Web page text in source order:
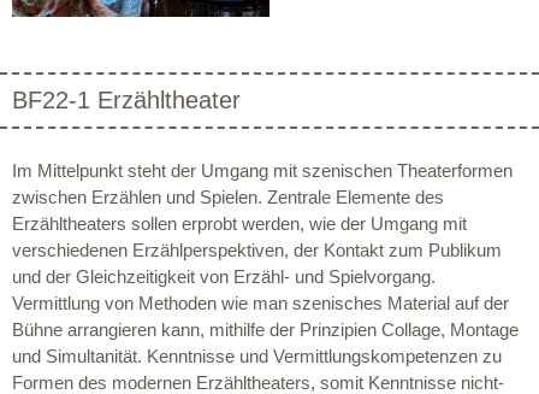
BF22-1 Erzähltheater
Im Mittelpunkt steht der Umgang mit szenischen Theaterformen
zwischen Erzählen und Spielen. Zentrale Elemente des
Erzähltheaters sollen erprobt werden, wie der Umgang mit
verschiedenen Erzählperspektiven, der Kontakt zum Publikum
und der Gleichzeitigkeit von Erzähl- und Spielvorgang.
Vermittlung von Methoden wie man szenisches Material auf der
Bühne arrangieren kann, mithilfe der Prinzipien Collage, Montage
und Simultanität. Kenntnisse und Vermittlungskompetenzen zu
Formen des modernen Erzähltheaters, somit Kenntnisse nicht-